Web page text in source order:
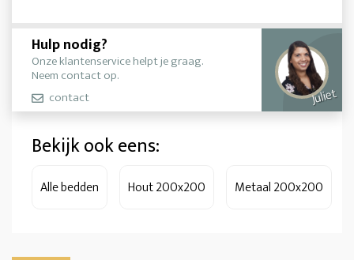
Hulp nodig?
Onze klantenservice helpt je graag.
Neem contact op.
contact
Juliet
Bekijk ook eens:
Alle bedden Hout 200x200 Metaal 200x200